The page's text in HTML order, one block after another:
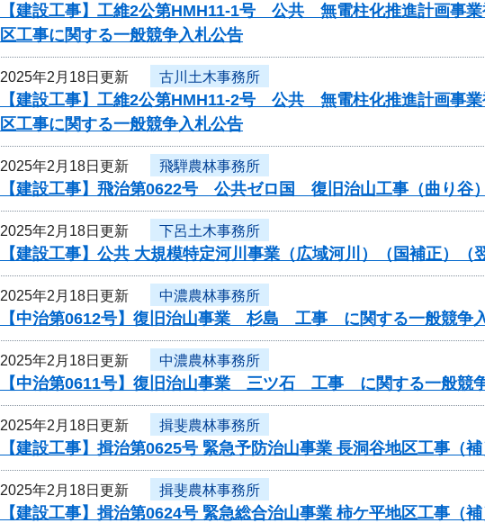
【建設工事】工維2公第HMH11-1号 公共 無電柱化推進計画事
区工事に関する一般競争入札公告
2025年2月18日更新 古川土木事務所
【建設工事】工維2公第HMH11-2号 公共 無電柱化推進計画事
区工事に関する一般競争入札公告
2025年2月18日更新 飛騨農林事務所
【建設工事】飛治第0622号 公共ゼロ国 復旧治山工事（曲り谷
2025年2月18日更新 下呂土木事務所
【建設工事】公共 大規模特定河川事業（広域河川）（国補正）
2025年2月18日更新 中濃農林事務所
【中治第0612号】復旧治山事業 杉島 工事 に関する一般競争
2025年2月18日更新 中濃農林事務所
【中治第0611号】復旧治山事業 三ツ石 工事 に関する一般競
2025年2月18日更新 揖斐農林事務所
【建設工事】揖治第0625号 緊急予防治山事業 長洞谷地区工事（
2025年2月18日更新 揖斐農林事務所
【建設工事】揖治第0624号 緊急総合治山事業 柿ケ平地区工事（